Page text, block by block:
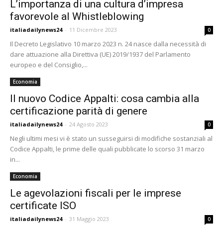
L’importanza di una cultura d’impresa
favorevole al Whistleblowing
italiadailynews24 - 11 Dicembre 2023 0
Il Decreto Legislativo 10 marzo 2023 n. 24 nasce dalla necessità di
dare attuazione alla Direttiva (UE) 2019/1937 del Parlamento
europeo e del Consiglio,...
Economia
Il nuovo Codice Appalti: cosa cambia alla
certificazione parità di genere
italiadailynews24 - 24 Agosto 2023 0
Negli ultimi mesi vi è stato un susseguirsi di modifiche sostanziali al
Codice Appalti, le prime delle quali pubblicate lo scorso 31 marzo
in...
Economia
Le agevolazioni fiscali per le imprese
certificate ISO
italiadailynews24 - 31 Maggio 2023 0